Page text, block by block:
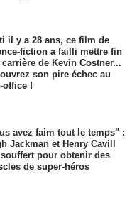
il y a 28 ans, ce film de
fiction a failli mettre fin
carrière de Kevin Costner...
son pire échec au
office !
avez faim tout le temps" :
Jackman et Henry Cavill
pour obtenir des
de super-héros